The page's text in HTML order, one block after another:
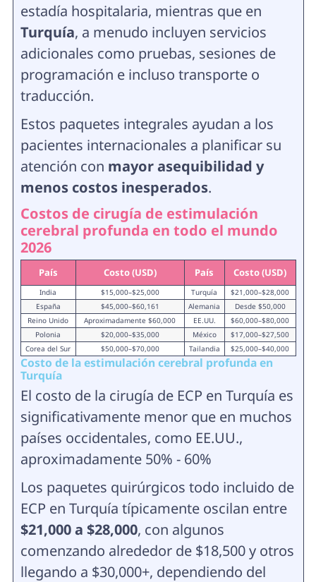
estadía hospitalaria, mientras que en
Turquía, a menudo incluyen servicios
adicionales como pruebas, sesiones de
programación e incluso transporte o
traducción.
Estos paquetes integrales ayudan a los
pacientes internacionales a planificar su
atención con mayor asequibilidad y
menos costos inesperados.
Costos de cirugía de estimulación
cerebral profunda en todo el mundo
2026
País Costo (USD) País Costo (USD)
India $15,000–$25,000 Turquía
$21,000–$28,000
España
$45,000–$60,161 Alemania
Desde $50,000
Reino Unido
Aproximadamente $60,000 EE.UU.
$60,000–$80,000
Polonia
$20,000–$35,000 México
$17,000–$27,500
Corea del Sur
$50,000–$70,000 Tailandia $25,000–$40,000
Costo de la estimulación cerebral profunda en
Turquía
El costo de la cirugía de ECP en Turquía es
significativamente menor que en muchos
países occidentales, como EE.UU.,
aproximadamente 50% - 60%
Los paquetes quirúrgicos todo incluido de
ECP en Turquía típicamente oscilan entre
$21,000 a $28,000, con algunos
comenzando alrededor de $18,500 y otros
llegando a $30,000+, dependiendo del